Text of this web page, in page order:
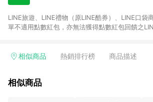
LINE旅遊、LINE禮物（原LINE酷券）、LINE口袋
單不適用點數紅包，亦無法獲得點數紅包回饋之
相似商品 熱銷排行榜 商品描述
相似商品